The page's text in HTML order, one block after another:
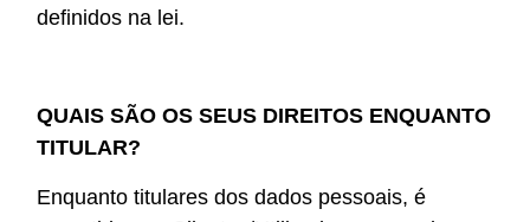
definidos na lei.
QUAIS SÃO OS SEUS DIREITOS ENQUANTO
TITULAR?
Enquanto titulares dos dados pessoais, é